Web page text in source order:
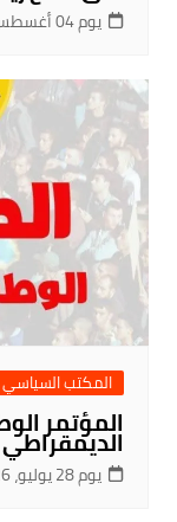
يوم 04 أغسطس، 2026
المكتب السياسي
المؤتمر
يوم 28 يوليو، 2026